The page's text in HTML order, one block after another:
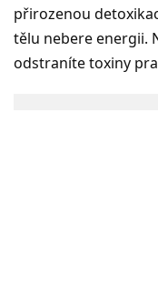
přirozenou
tělu nebere energii.
odstraníte toxiny